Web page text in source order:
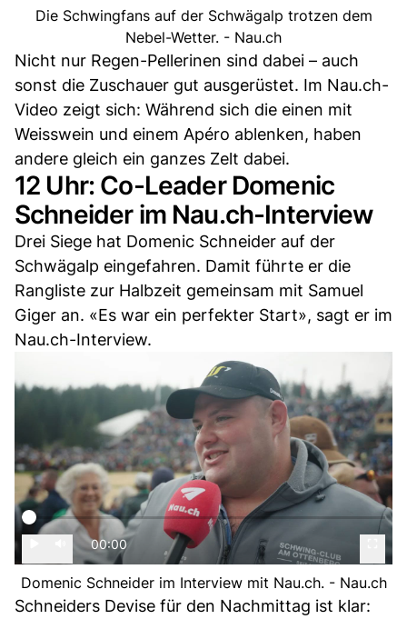
Die Schwingfans auf der Schwägalp trotzen dem
Nebel-Wetter. - Nau.ch
Nicht nur Regen-Pellerinen sind dabei – auch
sonst die Zuschauer gut ausgerüstet. Im Nau.ch-
Video zeigt sich: Während sich die einen mit
Weisswein und einem Apéro ablenken, haben
andere gleich ein ganzes Zelt dabei.
12 Uhr: Co-Leader Domenic
Schneider im Nau.ch-Interview
Drei Siege hat Domenic Schneider auf der
Schwägalp eingefahren. Damit führte er die
Rangliste zur Halbzeit gemeinsam mit Samuel
Giger an. «Es war ein perfekter Start», sagt er im
Nau.ch-Interview.
00:00
Domenic Schneider im Interview mit Nau.ch. - Nau.ch
Schneiders Devise für den Nachmittag ist klar: